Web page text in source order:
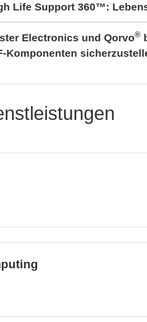
Life Support 360™:
Electronics und Qorvo®
Komponenten